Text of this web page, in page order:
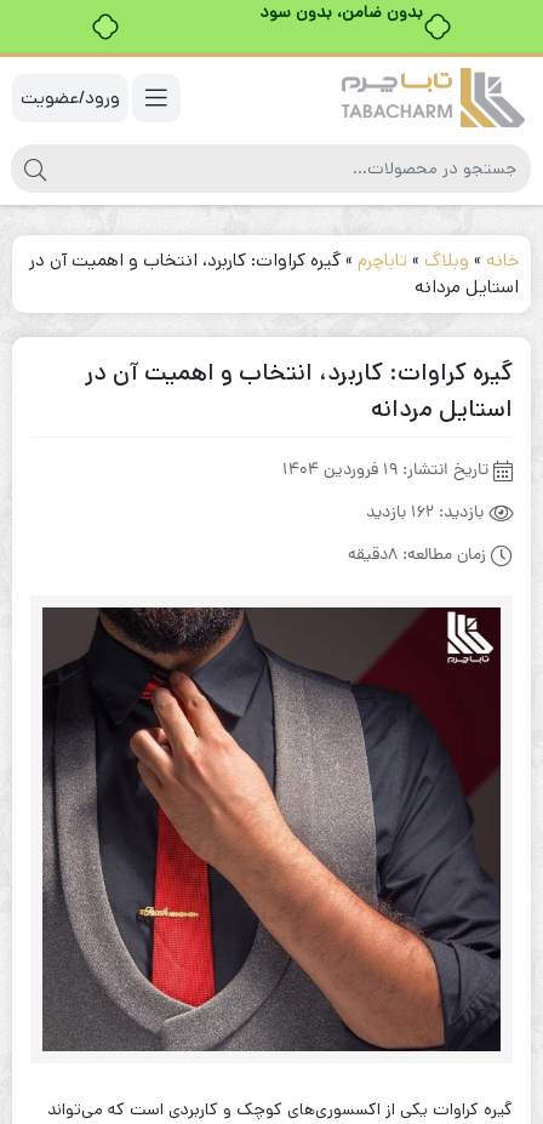
ورود/عضویت
خانه » وبلاگ » تاباچرم »گیره کراوات: کاربرد، انتخاب و اهمیت آن در
استایل مردانه
گیره کراوات: کاربرد، انتخاب و اهمیت آن در
استایل مردانه
تاریخ انتشار: 19 فروردین 1404
بازدید: 162 بازدید
زمان مطالعه: 8دقیقه
گیره کراوات یکی از اکسسوری‌های کوچک و کاربردی است که می‌تواند